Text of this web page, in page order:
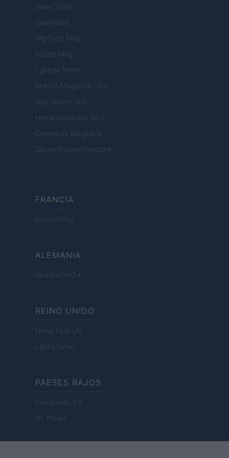
Newz Ohio
Gameland
Hig Tech Mag
Scoop Mag
Lgbtqia News
Motors Magazine 365
Day Travel 365
Home Magazine 365
Cineverse Magazine
SecondHomeMagazine
FRANCIA
InvestirMag
ALEMANIA
Investieren24
REINO UNIDO
News Hub UK
Lgbtq News
PAESES BAJOS
Investeren 24
NL Newz